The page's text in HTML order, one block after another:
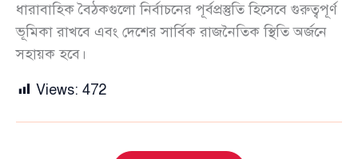
ধারাবাহিক বৈঠকগুলো নির্বাচনের পূর্বপ্রস্তুতি হিসেবে গুরুত্বপূর্ণ
ভূমিকা রাখবে এবং দেশের সার্বিক রাজনৈতিক স্থিতি অর্জনে
সহায়ক হবে।
Views: 472